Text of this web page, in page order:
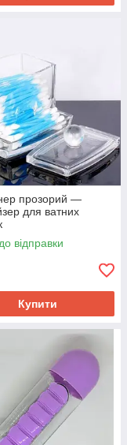
прозорий —
для ватних
відправки
Купити